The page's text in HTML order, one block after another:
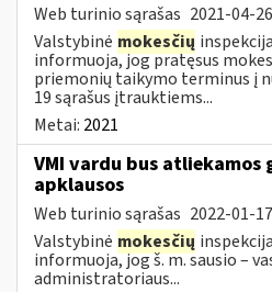
Web turinio sąrašas 2021-04-26
Valstybinė mokesčių
informuoja, jog pratęsus
priemonių taikymo terminus į
19 sąrašus įtrauktiems...
Metai: 2021
VMI vardu bus atliekamos
apklausos
Web turinio sąrašas 2022-01-17
Valstybinė mokesčių
informuoja, jog š. m. sausio –
administratoriaus...